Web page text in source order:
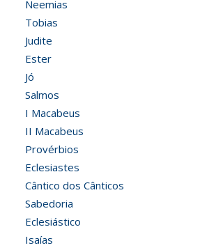
Neemias
Tobias
Judite
Ester
Jó
Salmos
I Macabeus
II Macabeus
Provérbios
Eclesiastes
Cântico dos Cânticos
Sabedoria
Eclesiástico
Isaías